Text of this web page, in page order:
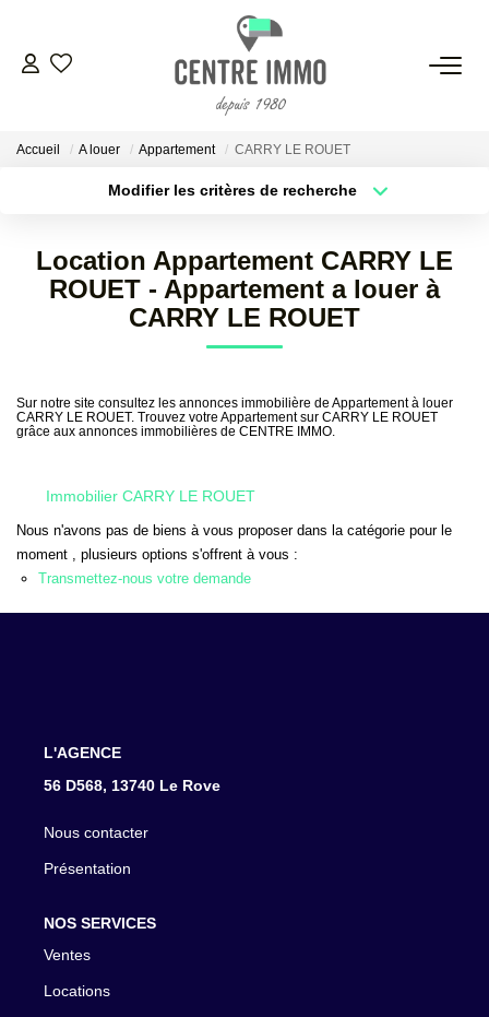
VENTES
ESTIMATION
NOS AGENCES
CONTACT
Accueil A louer Appartement CARRY LE ROUET
Modifier les critères de recherche
Surface min Budget max
Plus de critères Créer une alerte
Location Appartement CARRY LE
ROUET - Appartement a louer à
CARRY LE ROUET
Sur notre site consultez les annonces immobilière de Appartement à louer
CARRY LE ROUET. Trouvez votre Appartement sur CARRY LE ROUET
grâce aux annonces immobilières de CENTRE IMMO.
Immobilier CARRY LE ROUET
Nous n'avons pas de biens à vous proposer dans la catégorie pour le
moment , plusieurs options s'offrent à vous :
Transmettez-nous votre demande
L'AGENCE
56 D568, 13740 Le Rove
Nous contacter
Présentation
NOS SERVICES
Ventes
Locations